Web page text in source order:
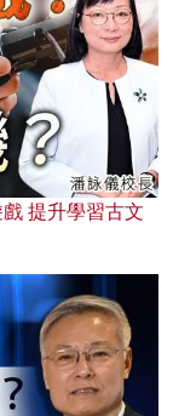
提升學習古文